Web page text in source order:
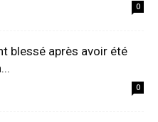
0
blessé après avoir été
0